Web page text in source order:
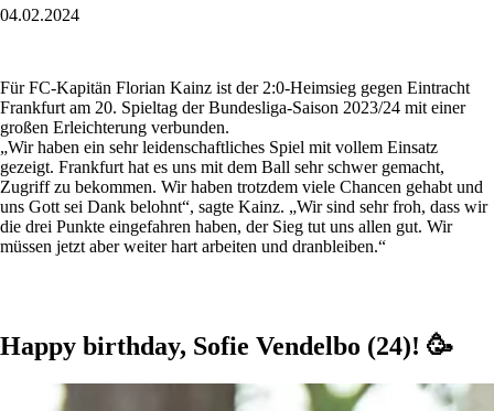
04.02.2024
Für FC-Kapitän Florian Kainz ist der 2:0-Heimsieg gegen Eintracht
Frankfurt am 20. Spieltag der Bundesliga-Saison 2023/24 mit einer
großen Erleichterung verbunden.
„Wir haben ein sehr leidenschaftliches Spiel mit vollem Einsatz
gezeigt. Frankfurt hat es uns mit dem Ball sehr schwer gemacht,
Zugriff zu bekommen. Wir haben trotzdem viele Chancen gehabt und
uns Gott sei Dank belohnt“, sagte Kainz. „Wir sind sehr froh, dass wir
die drei Punkte eingefahren haben, der Sieg tut uns allen gut. Wir
müssen jetzt aber weiter hart arbeiten und dranbleiben.“
Happy birthday, Sofie Vendelbo (24)! 🥳